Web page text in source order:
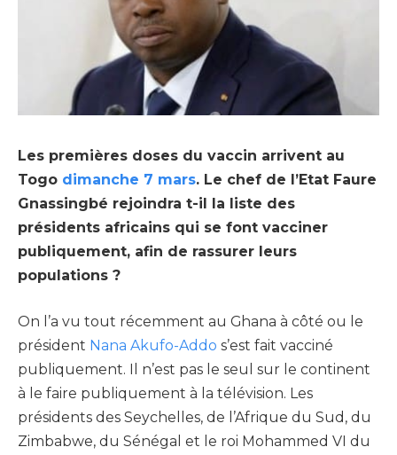
Les premières doses du vaccin arrivent au
Togo dimanche 7 mars. Le chef de l’Etat Faure
Gnassingbé rejoindra t-il la liste des
présidents africains qui se font vacciner
publiquement, afin de rassurer leurs
populations ?
On l’a vu tout récemment au Ghana à côté ou le
président Nana Akufo-Addo s’est fait vacciné
publiquement. Il n’est pas le seul sur le continent
à le faire publiquement à la télévision. Les
présidents des Seychelles, de l’Afrique du Sud, du
Zimbabwe, du Sénégal et le roi Mohammed VI du